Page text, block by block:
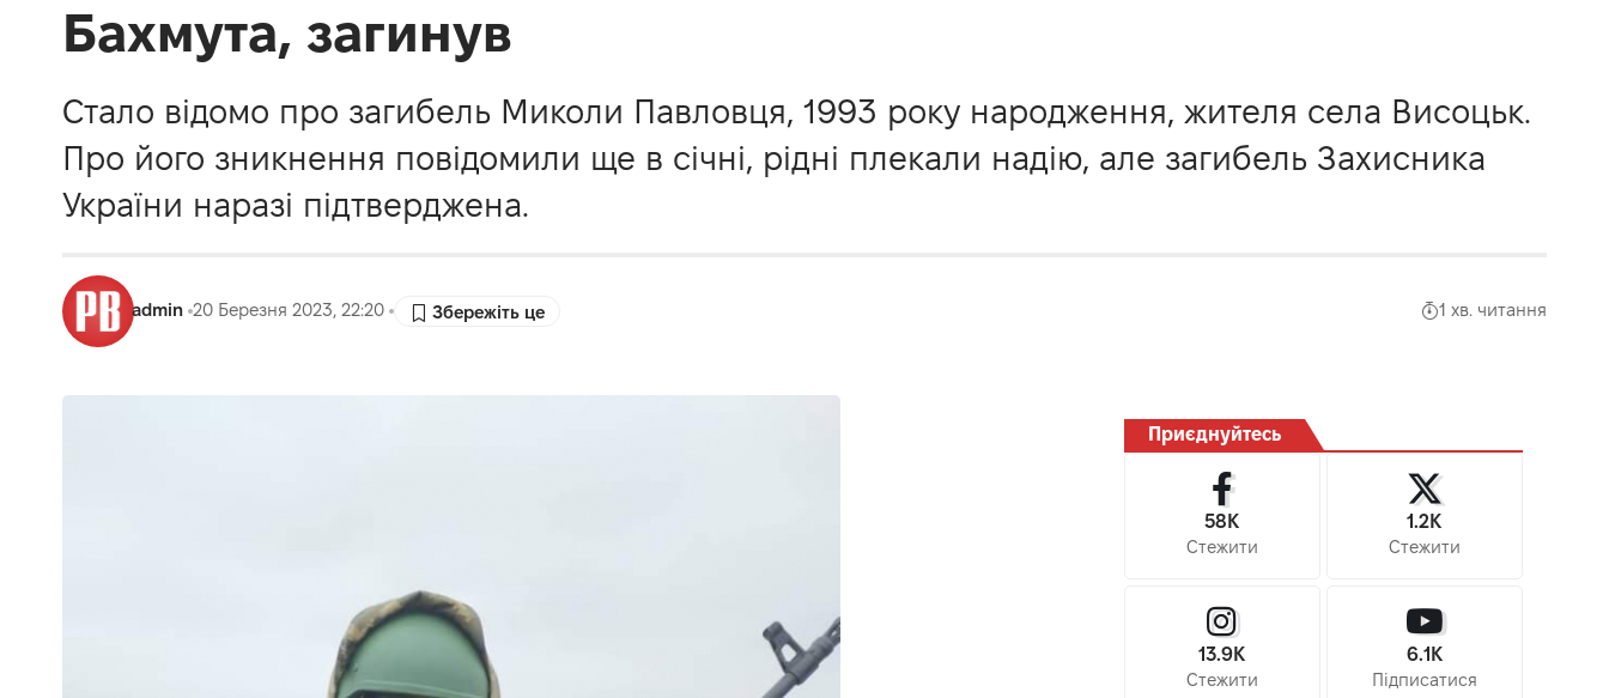
Бахмута, загинув
Стало відомо про загибель Миколи Павловця, 1993 року народження, жителя села Висоцьк.
Про його зникнення повідомили ще в січні, рідні плекали надію, але загибель Захисника
України наразі підтверджена.
admin 20 Березня 2023, 22:20 1 хв. читання
Приєднуйтесь
58K
Стежити
1.2K
Стежити
13.9K
Стежити
6.1K
Підписатися